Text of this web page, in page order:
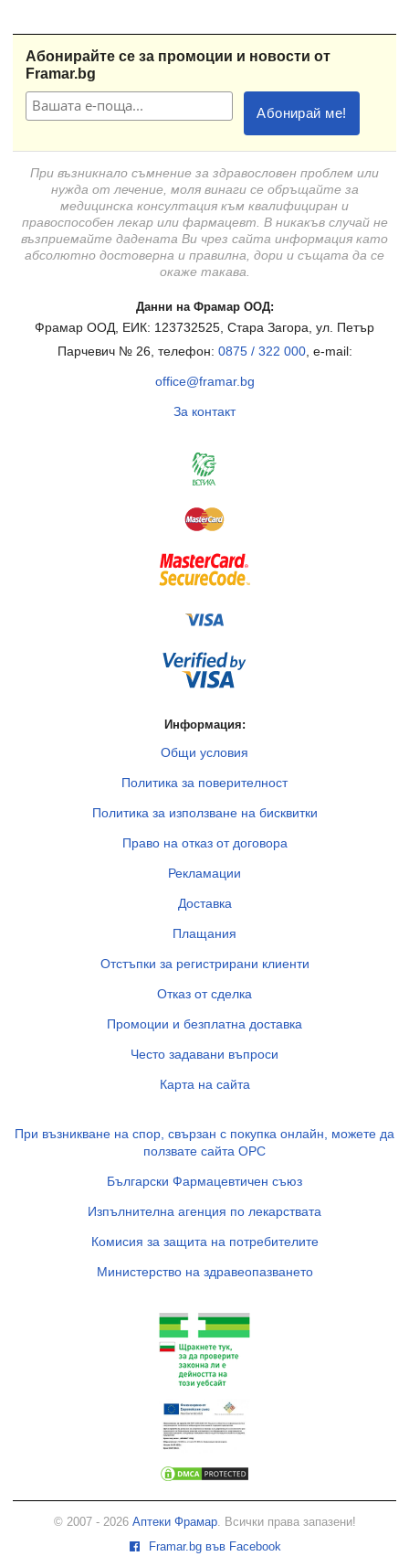
Абонирайте се за промоции и новости от
Framar.bg
При възникнало съмнение за здравословен проблем или
нужда от лечение, моля винаги се обръщайте за
медицинска консултация към квалифициран и
правоспособен лекар или фармацевт. В никакъв случай не
възприемайте дадената Ви чрез сайта информация като
абсолютно достоверна и правилна, дори и същата да се
окаже такава.
Данни на Фрамар ООД:
Фрамар ООД, ЕИК: 123732525, Стара Загора, ул. Петър
Парчевич № 26, телефон: 0875 / 322 000, e-mail:
office@framar.bg
За контакт
Информация:
Общи условия
Политика за поверителност
Политика за използване на бисквитки
Право на отказ от договора
Рекламации
Доставка
Плащания
Отстъпки за регистрирани клиенти
Отказ от сделка
Промоции и безплатна доставка
Често задавани въпроси
Карта на сайта
При възникване на спор, свързан с покупка онлайн, можете да
ползвате сайта ОРС
Български Фармацевтичен съюз
Изпълнителна агенция по лекарствата
Комисия за защита на потребителите
Министерство на здравеопазването
© 2007 - 2026 Аптеки Фрамар. Всички права запазени!
Framar.bg във Facebook